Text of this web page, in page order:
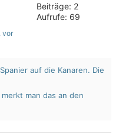
, vor
Beiträge: 2
Aufrufe: 69
auf die Kanaren. Die
man das an den